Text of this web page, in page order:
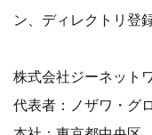
ン、ディレクトリ登
株式会社ジーネット
代表者：ノザワ・グ